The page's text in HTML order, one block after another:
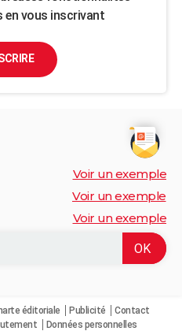
en vous inscrivant
Voir un exemple
Voir un exemple
Voir un exemple
éditoriale Publicité
Contact
Données personnelles